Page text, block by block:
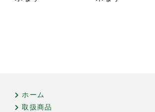
ホーム
取扱商品